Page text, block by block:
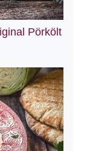
Pörkölt